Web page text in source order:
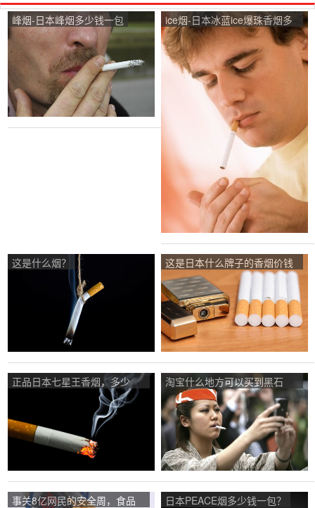
峰烟-日本峰烟多少钱一包
ice烟-日本冰蓝ice爆珠香烟多
少钱一包
这是什么烟？
这是日本什么牌子的香烟价钱
是多少？
正品日本七星王香烟，多少
淘宝什么地方可以买到黑石
blackstone？
事关8亿网民的安全周，食品
日本PEACE烟多少钱一包？